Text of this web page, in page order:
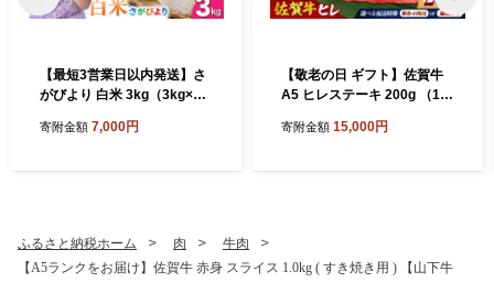
【最短3営業日以内発送】さ
がびより 白米 3kg（3kg×1
厳選】[HBL087]最速発送 最
寄附金額 7,000円
【敬老の日 ギフト】佐賀牛
A5 ヒレステーキ 200g （10
172]
寄附金額 15,000円
ふるさと納税ホーム 肉
牛肉
【A5ランクをお届け】佐賀牛 赤身 スライス 1.0kg ( すき焼き用 ) 【山下牛